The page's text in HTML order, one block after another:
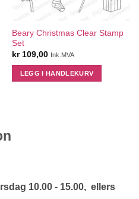
Beary Christmas Clear Stamp
Set
kr109,00 Ink.MVA
LEGG I HANDLEKURV
10.00 - 15.00, ellers